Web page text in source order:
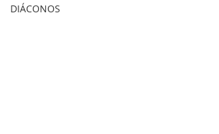
DIÁCONOS